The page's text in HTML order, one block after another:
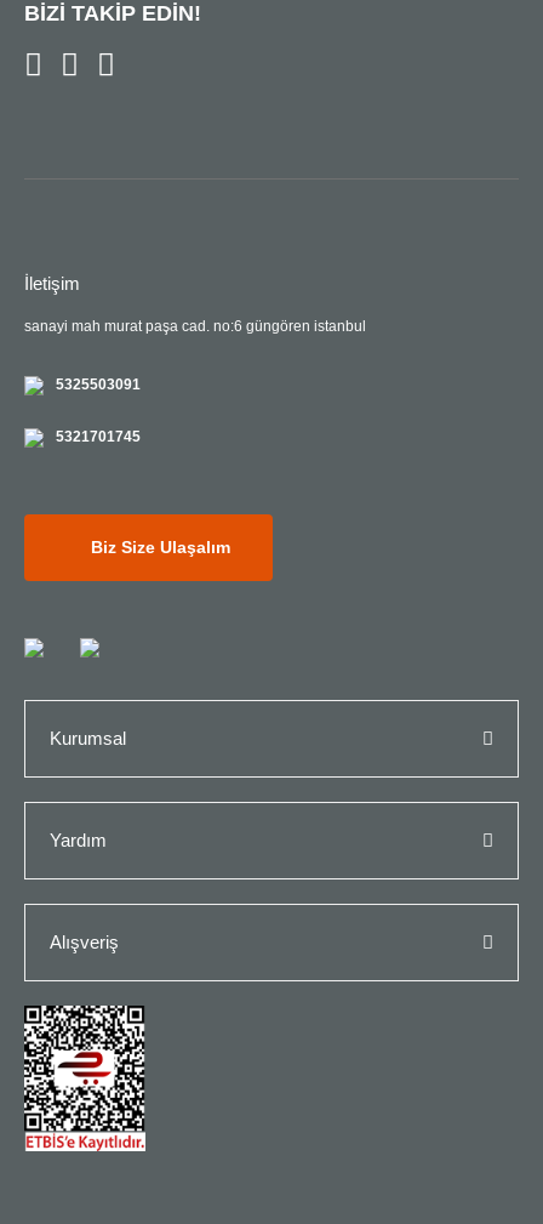
BİZİ TAKİP EDİN!
İletişim
sanayi mah murat paşa cad. no:6 güngören istanbul
5325503091
5321701745
Biz Size Ulaşalım
Kurumsal
Yardım
Alışveriş